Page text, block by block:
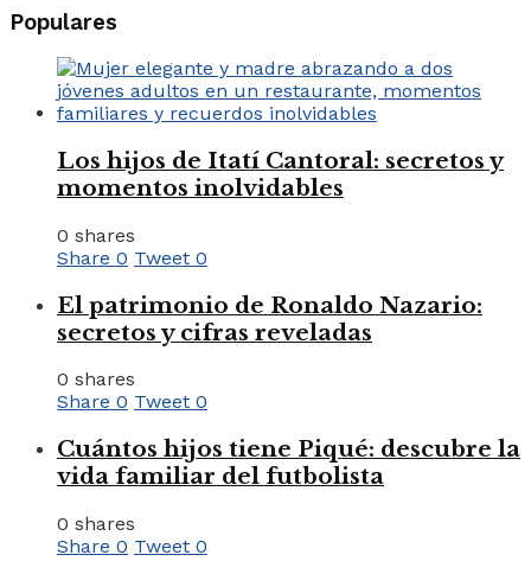
Populares
Los hijos de Itatí Cantoral: secretos y
momentos inolvidables
0 shares
Share 0 Tweet 0
El patrimonio de Ronaldo Nazario:
secretos y cifras reveladas
0 shares
Share 0 Tweet 0
Cuántos hijos tiene Piqué: descubre la
vida familiar del futbolista
0 shares
Share 0 Tweet 0